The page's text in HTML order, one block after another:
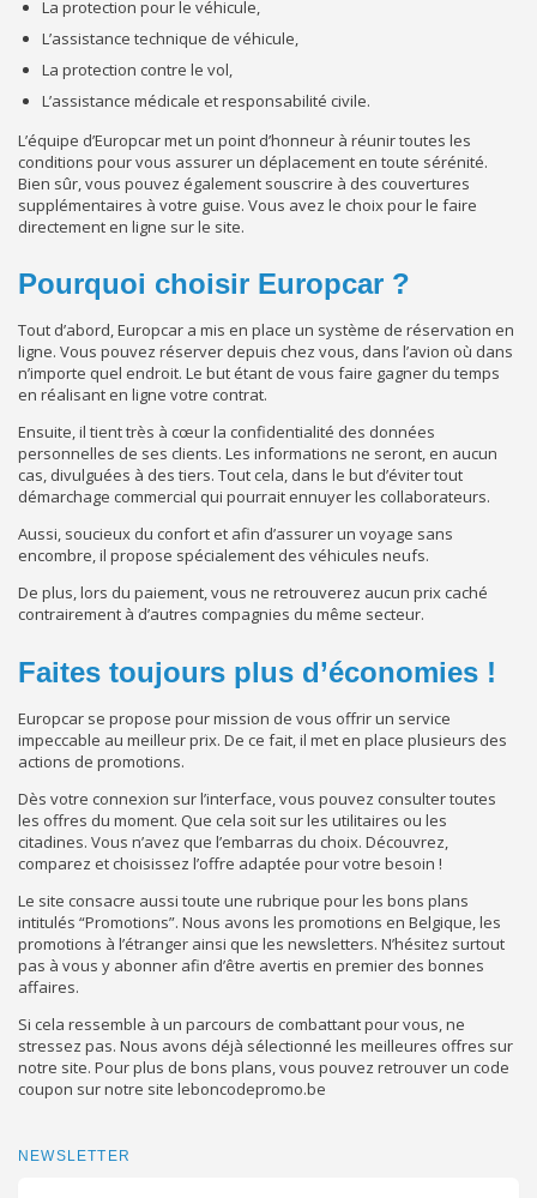
La protection pour le véhicule,
L’assistance technique de véhicule,
La protection contre le vol,
L’assistance médicale et responsabilité civile.
L’équipe d’Europcar met un point d’honneur à réunir toutes les
conditions pour vous assurer un déplacement en toute sérénité.
Bien sûr, vous pouvez également souscrire à des couvertures
supplémentaires à votre guise. Vous avez le choix pour le faire
directement en ligne sur le site.
Pourquoi choisir Europcar ?
Tout d’abord, Europcar a mis en place un système de réservation en
ligne. Vous pouvez réserver depuis chez vous, dans l’avion où dans
n’importe quel endroit. Le but étant de vous faire gagner du temps
en réalisant en ligne votre contrat.
Ensuite, il tient très à cœur la confidentialité des données
personnelles de ses clients. Les informations ne seront, en aucun
cas, divulguées à des tiers. Tout cela, dans le but d’éviter tout
démarchage commercial qui pourrait ennuyer les collaborateurs.
Aussi, soucieux du confort et afin d’assurer un voyage sans
encombre, il propose spécialement des véhicules neufs.
De plus, lors du paiement, vous ne retrouverez aucun prix caché
contrairement à d’autres compagnies du même secteur.
Faites toujours plus d’économies !
Europcar se propose pour mission de vous offrir un service
impeccable au meilleur prix. De ce fait, il met en place plusieurs des
actions de promotions.
Dès votre connexion sur l’interface, vous pouvez consulter toutes
les offres du moment. Que cela soit sur les utilitaires ou les
citadines. Vous n’avez que l’embarras du choix. Découvrez,
comparez et choisissez l’offre adaptée pour votre besoin !
Le site consacre aussi toute une rubrique pour les bons plans
intitulés “Promotions”. Nous avons les promotions en Belgique, les
promotions à l’étranger ainsi que les newsletters. N’hésitez surtout
pas à vous y abonner afin d’être avertis en premier des bonnes
affaires.
Si cela ressemble à un parcours de combattant pour vous, ne
stressez pas. Nous avons déjà sélectionné les meilleures offres sur
notre site. Pour plus de bons plans, vous pouvez retrouver un code
coupon sur notre site leboncodepromo.be
NEWSLETTER